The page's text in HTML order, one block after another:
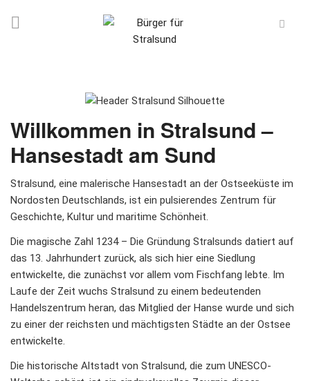
Willkommen in Stralsund –
Hansestadt am Sund
Stralsund, eine malerische Hansestadt an der Ostseeküste im
Nordosten Deutschlands, ist ein pulsierendes Zentrum für
Geschichte, Kultur und maritime Schönheit.
Die magische Zahl 1234 – Die Gründung Stralsunds datiert auf
das 13. Jahrhundert zurück, als sich hier eine Siedlung
entwickelte, die zunächst vor allem vom Fischfang lebte. Im
Laufe der Zeit wuchs Stralsund zu einem bedeutenden
Handelszentrum heran, das Mitglied der Hanse wurde und sich
zu einer der reichsten und mächtigsten Städte an der Ostsee
entwickelte.
Die historische Altstadt von Stralsund, die zum UNESCO-